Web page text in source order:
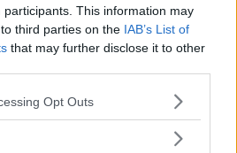
participants. This information may
third parties on the IAB’s List of
that may further disclose it to other
app uses one or more Google
usage behaviour. You may click to
Opt Outs